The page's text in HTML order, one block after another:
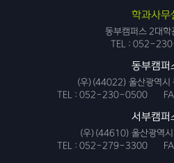
학과사무
동부캠퍼스 2대
TEL : 052-
동부캠퍼
(우)(44022) 울산광역시
TEL : 052-230-0500
서부캠퍼
(우)(44610) 울산광역
TEL : 052-279-3300